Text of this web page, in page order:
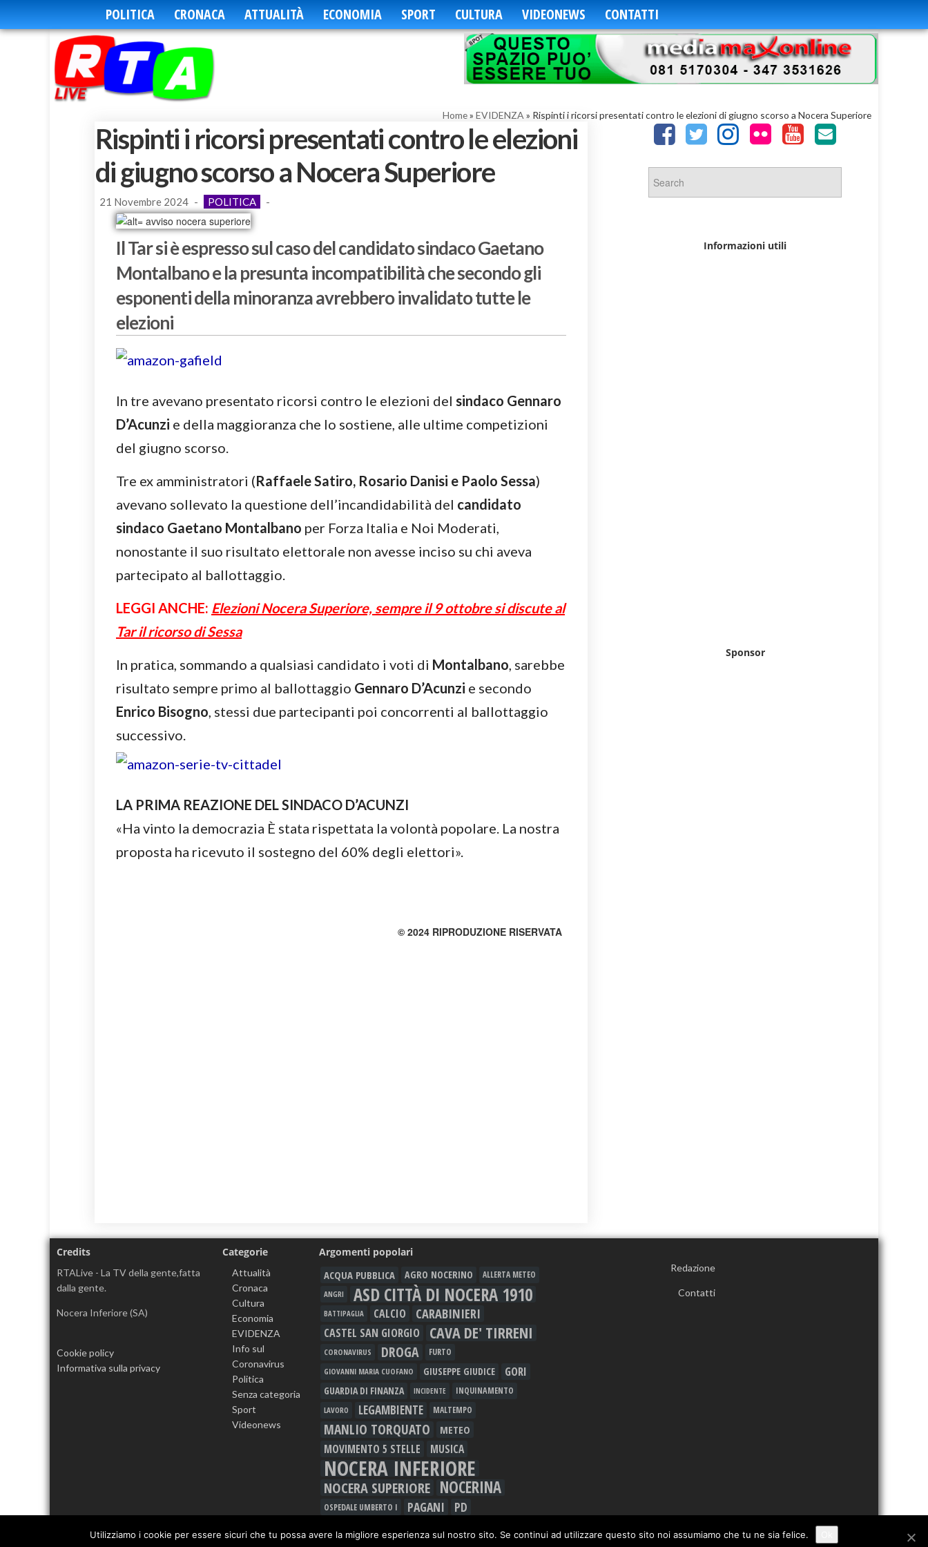
POLITICA CRONACA ATTUALITÀ ECONOMIA SPORT CULTURA VIDEONEWS CONTATTI
Home» EVIDENZA » Rispinti i ricorsi presentati contro le elezioni di giugno scorso a Nocera Superiore
Rispinti i ricorsi presentati contro le elezioni
di giugno scorso a Nocera Superiore
21 Novembre 2024 - POLITICA -
Il Tar si è espresso sul caso del candidato sindaco Gaetano
Montalbano e la presunta incompatibilità che secondo gli
esponenti della minoranza avrebbero invalidato tutte le
elezioni
In tre avevano presentato ricorsi contro le elezioni del sindaco Gennaro
D’Acunzi e della maggioranza che lo sostiene, alle ultime competizioni
del giugno scorso.
Tre ex amministratori (Raffaele Satiro, Rosario Danisi e Paolo Sessa)
avevano sollevato la questione dell’incandidabilità del candidato
sindaco Gaetano Montalbano per Forza Italia e Noi Moderati,
nonostante il suo risultato elettorale non avesse inciso su chi aveva
partecipato al ballottaggio.
LEGGI ANCHE: Elezioni Nocera Superiore, sempre il 9 ottobre si discute al
Tar il ricorso di Sessa
In pratica, sommando a qualsiasi candidato i voti di Montalbano, sarebbe
risultato sempre primo al ballottaggio Gennaro D’Acunzi e secondo
Enrico Bisogno, stessi due partecipanti poi concorrenti al ballottaggio
successivo.
LA PRIMA REAZIONE DEL SINDACO D’ACUNZI
«Ha vinto la democrazia È stata rispettata la volontà popolare. La nostra
proposta ha ricevuto il sostegno del 60% degli elettori».
© 2024 RIPRODUZIONE RISERVATA
Informazioni utili
Sponsor
Credits
RTALive - La TV della gente,fatta
dalla gente.
Nocera Inferiore (SA)
Cookie policy
Informativa sulla privacy
Categorie
Attualità
Cronaca
Cultura
Economia
EVIDENZA
Info sul
Coronavirus
Politica
Senza categoria
Sport
Videonews
Argomenti popolari
ACQUA PUBBLICA AGRO NOCERINO
ALLERTA METEO
ANGRI
ASD CITTÀ DI NOCERA 1910
BATTIPAGLIA CALCIO CARABINIERI
CASTEL SAN GIORGIO CAVA DE' TIRRENI
CORONAVIRUS DROGA FURTO
GIOVANNI MARIA CUOFANO GIUSEPPE GIUDICE GORI
GUARDIA DI FINANZA INCIDENTE INQUINAMENTO
LAVORO LEGAMBIENTE MALTEMPO
MANLIO TORQUATO METEO
MOVIMENTO 5 STELLE MUSICA
NOCERA INFERIORE
NOCERA SUPERIORE NOCERINA
OSPEDALE UMBERTO I PAGANI PD
Redazione
Contatti
Utilizziamo i cookie per essere sicuri che tu possa avere la migliore esperienza sul nostro sito. Se continui ad utilizzare questo sito noi assumiamo che tu ne sia felice.